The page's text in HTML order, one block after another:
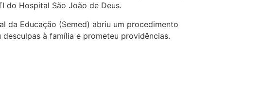
do Hospital São João de Deus.
da Educação (Semed) abriu um procedimento
à família e prometeu providências.